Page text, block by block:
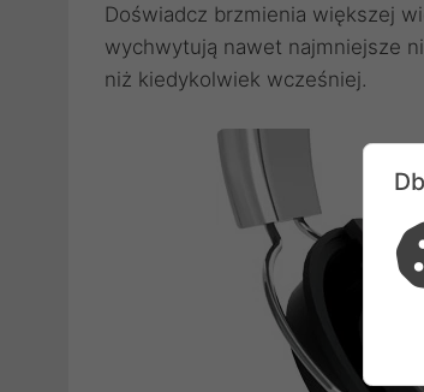
Doświadcz brzmienia większej
wychwytują nawet najmniejsze
niż kiedykolwiek wcześniej.